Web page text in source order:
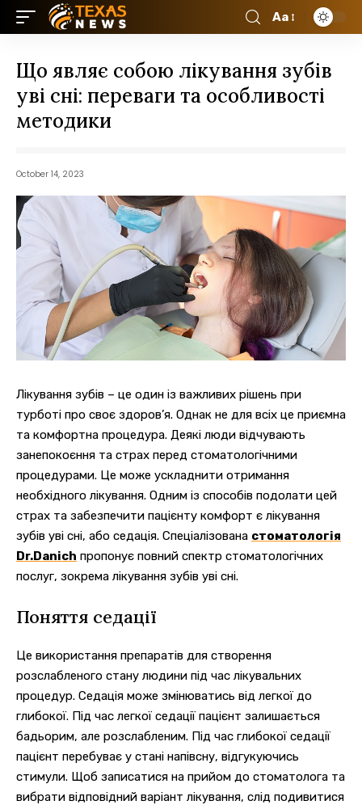
Aa
Що являє собою лікування зубів
уві сні: переваги та особливості
методики
October 14, 2023
Лікування зубів – це один із важливих рішень при
турботі про своє здоров’я. Однак не для всіх це приємна
та комфортна процедура. Деякі люди відчувають
занепокоєння та страх перед стоматологічними
процедурами. Це може ускладнити отримання
необхідного лікування. Одним із способів подолати цей
страх та забезпечити пацієнту комфорт є лікування
зубів уві сні, або седація. Спеціалізована стоматологія
Dr.Danich пропонує повний спектр стоматологічних
послуг, зокрема лікування зубів уві сні.
Поняття седації
Це використання препаратів для створення
розслабленого стану людини під час лікувальних
процедур. Седація може змінюватись від легкої до
глибокої. Під час легкої седації пацієнт залишається
бадьорим, але розслабленим. Під час глибокої седації
пацієнт перебуває у стані напівсну, відгукуючись
стимули. Щоб записатися на прийом до стоматолога та
вибрати відповідний варіант лікування, слід подивитися